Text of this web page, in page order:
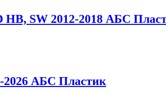
HB, SW 2012-2018 АБС
2026 АБС Пластик